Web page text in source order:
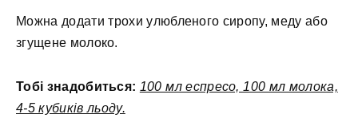
Можна додати трохи улюбленого сиропу, меду або
згущене молоко.
Тобі знадобиться: 100 мл еспресо, 100 мл молока,
4-5 кубиків льоду.